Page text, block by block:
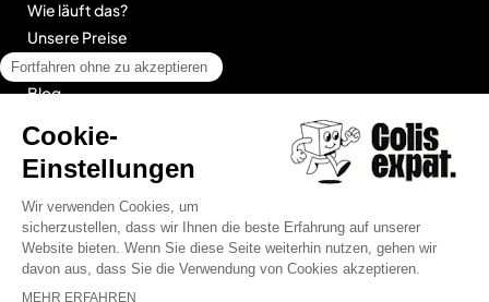
Wie läuft das?
Unsere Preise
Kontakt
Blog
legal
Impressum
Allgemeine Geschäftsbedingungen für Dienstleistungen
Seitenübersicht